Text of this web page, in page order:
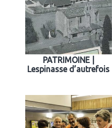
PATRIMOINE |
Lespinasse d’autrefois